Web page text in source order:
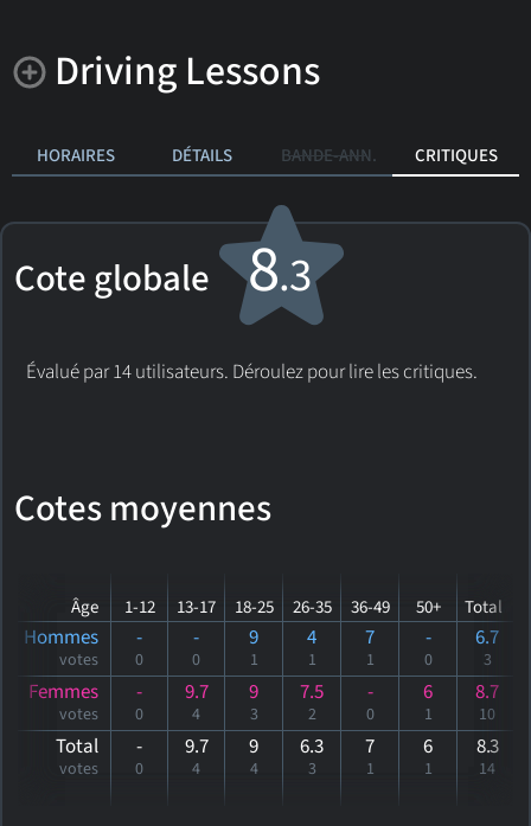
Driving Lessons
HORAIRES DÉTAILS BANDE-ANN. CRITIQUES
Cote globale 8.3
Évalué par 14 utilisateurs. Déroulez pour lire les critiques.
Cotes moyennes
Âge 1-12 13-17 18-25 26-35 36-49 50+ Total
Hommes
votes
-
0
-
0
9
1
4
1
7
1
-
0
6.7
3
Femmes
votes
-
0
9.7
4
9
3
7.5
2
-
0
6
1
8.7
10
Total
votes
-
0
9.7
4
9
4
6.3
3
7
1
6
1
8.3
14